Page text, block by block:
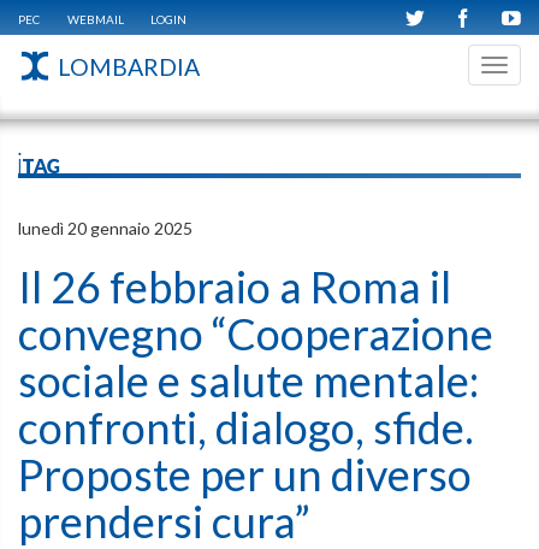
PEC WEBMAIL LOGIN
LOMBARDIA
iTAG
lunedì 20 gennaio 2025
Il 26 febbraio a Roma il
convegno “Cooperazione
sociale e salute mentale:
confronti, dialogo, sfide.
Proposte per un diverso
prendersi cura”